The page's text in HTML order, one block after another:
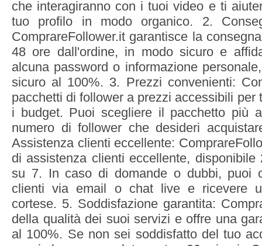
che interagiranno con i tuoi video e ti
tuo profilo in modo organico. 2.
ComprareFollower.it garantisce la
48 ore dall'ordine, in modo sicuro e
alcuna password o informazione
sicuro al 100%. 3. Prezzi convenienti:
pacchetti di follower a prezzi accessibili per
i budget. Puoi scegliere il pacchetto più
numero di follower che desideri
Assistenza clienti eccellente:
di assistenza clienti eccellente,
su 7. In caso di domande o dubbi, puoi
clienti via email o chat live e ricevere
cortese. 5. Soddisfazione garantita:
della qualità dei suoi servizi e offre una
al 100%. Se non sei soddisfatto del tuo